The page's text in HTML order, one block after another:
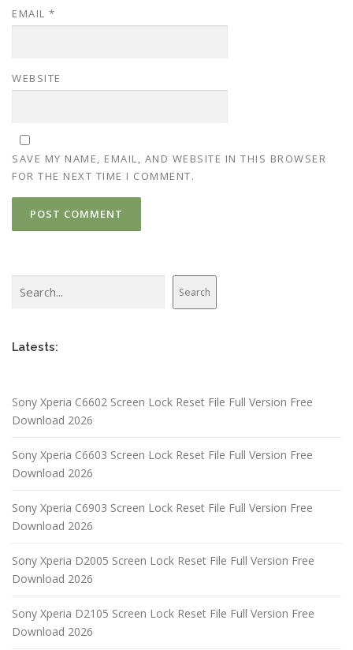
EMAIL *
WEBSITE
SAVE MY NAME, EMAIL, AND WEBSITE IN THIS BROWSER
FOR THE NEXT TIME I COMMENT.
Search
Latests:
Sony Xperia C6602 Screen Lock Reset File Full Version Free
Download 2026
Sony Xperia C6603 Screen Lock Reset File Full Version Free
Download 2026
Sony Xperia C6903 Screen Lock Reset File Full Version Free
Download 2026
Sony Xperia D2005 Screen Lock Reset File Full Version Free
Download 2026
Sony Xperia D2105 Screen Lock Reset File Full Version Free
Download 2026